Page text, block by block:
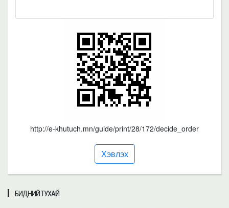
http://e-khutuch.mn/guide/print/28/172/decide_order
Хэвлэх
БИДНИЙ ТУХАЙ